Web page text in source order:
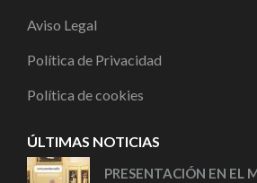
Aviso Legal
Política de Privacidad
Política de cookies
ÚLTIMAS NOTICIAS
PRESENTACIÓN EN EL